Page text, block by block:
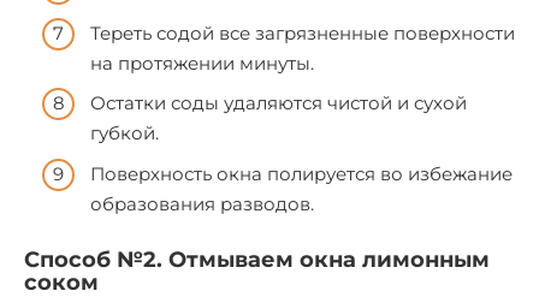
Тереть содой все загрязненные поверхности
на протяжении минуты.
Остатки соды удаляются чистой и сухой
губкой.
Поверхность окна полируется во избежание
образования разводов.
Способ №2. Отмываем окна лимонным
соком